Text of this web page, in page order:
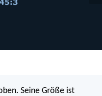
Seine Größe ist